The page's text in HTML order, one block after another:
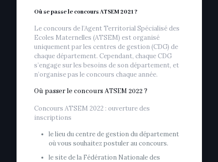
Où se passe le concours ATSEM 2021 ?
Le concours de l’Agent Territorial Spécialisé des
Ecoles Maternelles (ATSEM) est organisé
uniquement par les centres de gestion (CDG) de
chaque département. Cependant, chaque CDG
s’engage sur les besoins de son département, et
n’organise pas le concours chaque année.
Où passer le concours ATSEM 2022 ?
Concours ATSEM 2022 : ouverture des
inscriptions
le lieu du centre de gestion du département
où vous souhaitez postuler au concours.
le site de la Fédération Nationale des